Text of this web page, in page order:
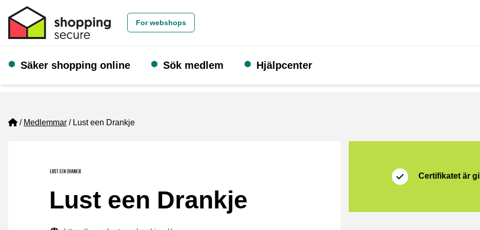
For webshops
Säker shopping online Sök medlem Hjälpcenter
Home
Medlemmar Lust een Drankje
Lust een Drankje
Certifikatet är